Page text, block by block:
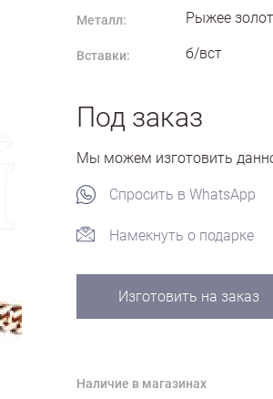
Металл: Рыжее
Вставки: б/вст
Под заказ
Мы можем изготовить
Спросить в WhatsApp
Намекнуть о подарке
Изготовить на заказ
Наличие в магазинах